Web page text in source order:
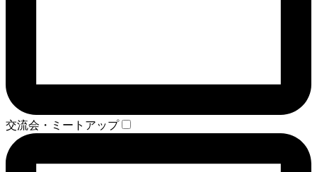
交流会・ミートアップ